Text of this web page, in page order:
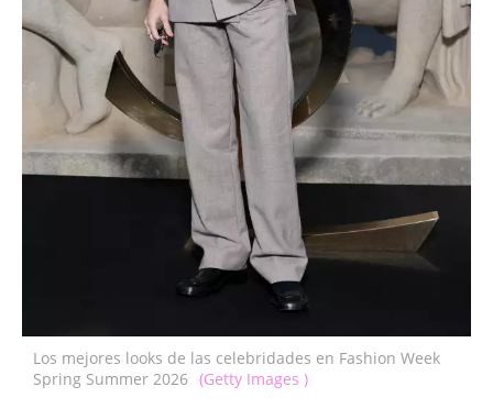
Los mejores looks de las celebridades en Fashion Week
Spring Summer 2026 (Getty Images )